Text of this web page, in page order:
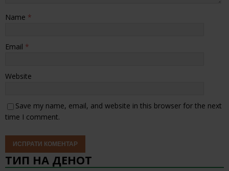
Name *
Email *
Website
Save my name, email, and website in this browser for the next
time I comment.
ТИП НА ДЕНОТ